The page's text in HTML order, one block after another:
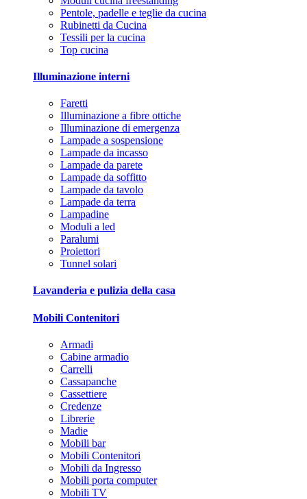
Pentole, padelle e teglie da cucina
Rubinetti da Cucina
Tessili per la cucina
Top cucina
Illuminazione interni
Faretti
Illuminazione a fibre ottiche
Illuminazione di emergenza
Lampade a sospensione
Lampade da incasso
Lampade da parete
Lampade da soffitto
Lampade da tavolo
Lampade da terra
Lampadine
Moduli a led
Paralumi
Proiettori
Tunnel solari
Lavanderia e pulizia della casa
Mobili Contenitori
Armadi
Cabine armadio
Carrelli
Cassapanche
Cassettiere
Credenze
Librerie
Madie
Mobili bar
Mobili Contenitori
Mobili da Ingresso
Mobili porta computer
Mobili TV